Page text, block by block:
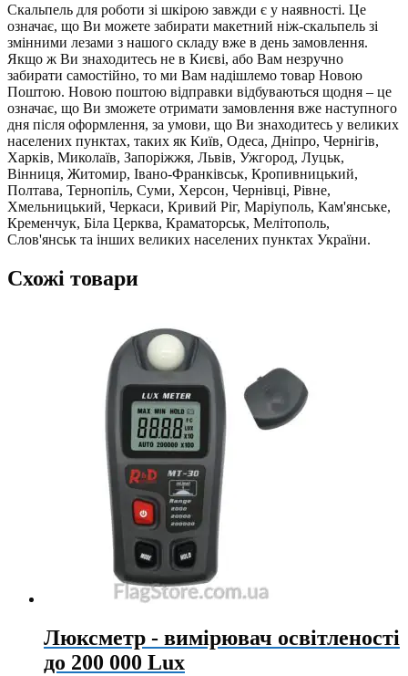
Скальпель для роботи зі шкірою завжди є у наявності. Це
означає, що Ви можете забирати макетний ніж-скальпель зі
змінними лезами з нашого складу вже в день замовлення.
Якщо ж Ви знаходитесь не в Києві, або Вам незручно
забирати самостійно, то ми Вам надішлемо товар Новою
Поштою. Новою поштою відправки відбуваються щодня – це
означає, що Ви зможете отримати замовлення вже наступного
дня після оформлення, за умови, що Ви знаходитесь у великих
населених пунктах, таких як Київ, Одеса, Дніпро, Чернігів,
Харків, Миколаїв, Запоріжжя, Львів, Ужгород, Луцьк,
Вінниця, Житомир, Івано-Франківськ, Кропивницький,
Полтава, Тернопіль, Суми, Херсон, Чернівці, Рівне,
Хмельницький, Черкаси, Кривий Ріг, Маріуполь, Кам'янське,
Кременчук, Біла Церква, Краматорськ, Мелітополь,
Слов'янськ та інших великих населених пунктах України.
Схожі товари
Люксметр - вимірювач освітленості
до 200 000 Lux